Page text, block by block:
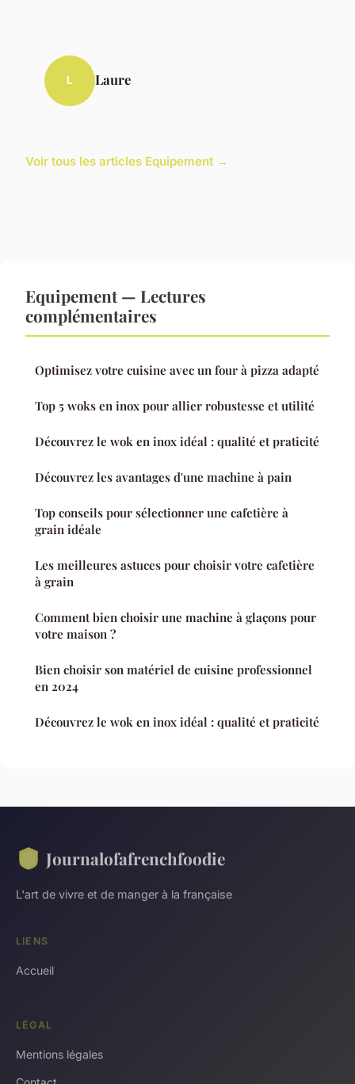
L Laure
Voir tous les articles Equipement →
Equipement — Lectures
complémentaires
Optimisez votre cuisine avec un four à pizza adapté
Top 5 woks en inox pour allier robustesse et utilité
Découvrez le wok en inox idéal : qualité et praticité
Découvrez les avantages d'une machine à pain
Top conseils pour sélectionner une cafetière à
grain idéale
Les meilleures astuces pour choisir votre cafetière
à grain
Comment bien choisir une machine à glaçons pour
votre maison ?
Bien choisir son matériel de cuisine professionnel
en 2024
Découvrez le wok en inox idéal : qualité et praticité
Journalofafrenchfoodie
L'art de vivre et de manger à la française
LIENS
Accueil
LÉGAL
Mentions légales